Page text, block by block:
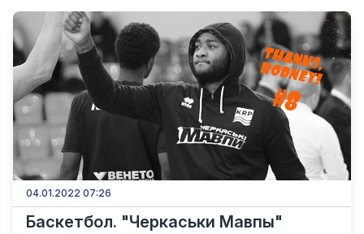
04.01.2022 07:26
Баскетбол. "Черкаськи Мавпы"